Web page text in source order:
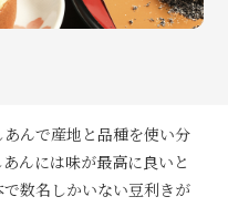
んで産地と品種を使い分
んには味が最高に良いと
数名しかいない豆利きが